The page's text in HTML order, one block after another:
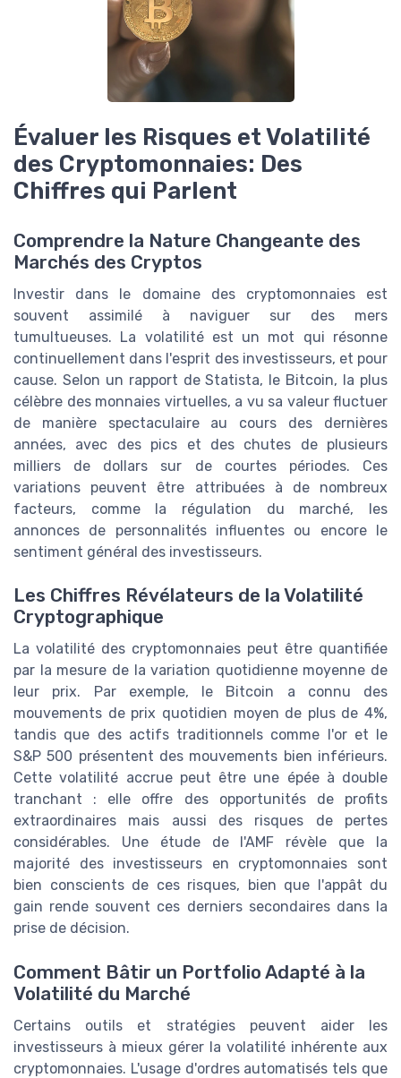
Évaluer les Risques et Volatilité
des Cryptomonnaies: Des
Chiffres qui Parlent
Comprendre la Nature Changeante des
Marchés des Cryptos
Investir dans le domaine des cryptomonnaies est
souvent assimilé à naviguer sur des mers
tumultueuses. La volatilité est un mot qui résonne
continuellement dans l'esprit des investisseurs, et pour
cause. Selon un rapport de Statista, le Bitcoin, la plus
célèbre des monnaies virtuelles, a vu sa valeur fluctuer
de manière spectaculaire au cours des dernières
années, avec des pics et des chutes de plusieurs
milliers de dollars sur de courtes périodes. Ces
variations peuvent être attribuées à de nombreux
facteurs, comme la régulation du marché, les
annonces de personnalités influentes ou encore le
sentiment général des investisseurs.
Les Chiffres Révélateurs de la Volatilité
Cryptographique
La volatilité des cryptomonnaies peut être quantifiée
par la mesure de la variation quotidienne moyenne de
leur prix. Par exemple, le Bitcoin a connu des
mouvements de prix quotidien moyen de plus de 4%,
tandis que des actifs traditionnels comme l'or et le
S&P 500 présentent des mouvements bien inférieurs.
Cette volatilité accrue peut être une épée à double
tranchant : elle offre des opportunités de profits
extraordinaires mais aussi des risques de pertes
considérables. Une étude de l'AMF révèle que la
majorité des investisseurs en cryptomonnaies sont
bien conscients de ces risques, bien que l'appât du
gain rende souvent ces derniers secondaires dans la
prise de décision.
Comment Bâtir un Portfolio Adapté à la
Volatilité du Marché
Certains outils et stratégies peuvent aider les
investisseurs à mieux gérer la volatilité inhérente aux
cryptomonnaies. L'usage d'ordres automatisés tels que